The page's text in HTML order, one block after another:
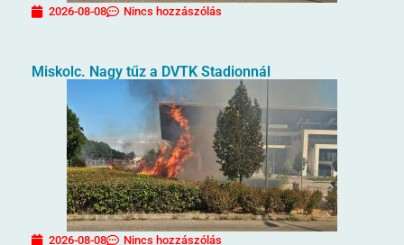
2026-08-08 Nincs hozzászólás
Miskolc. Nagy tűz a DVTK Stadionnál
2026-08-08 Nincs hozzászólás